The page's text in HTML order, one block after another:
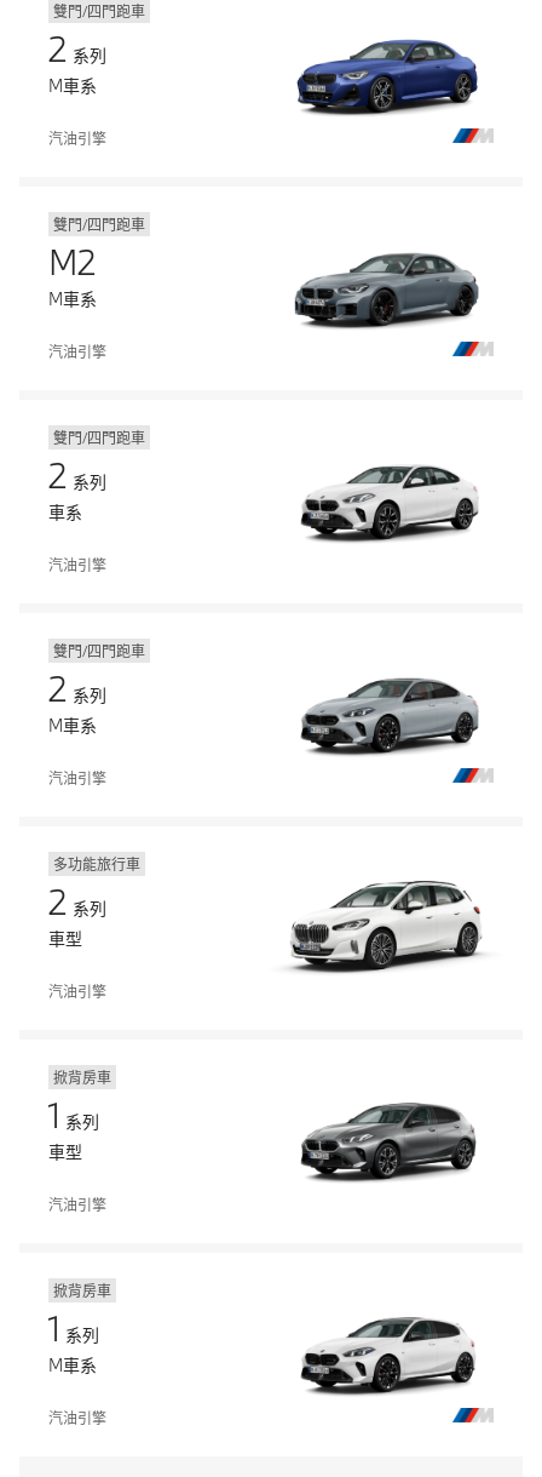
雙門/四門跑車
2 系列
M車系
汽油引擎
雙門/四門跑車
M2
M車系
汽油引擎
雙門/四門跑車
2 系列
車系
汽油引擎
雙門/四門跑車
2 系列
M車系
汽油引擎
多功能旅行車
2 系列
車型
汽油引擎
掀背房車
1 系列
車型
汽油引擎
掀背房車
1 系列
M車系
汽油引擎